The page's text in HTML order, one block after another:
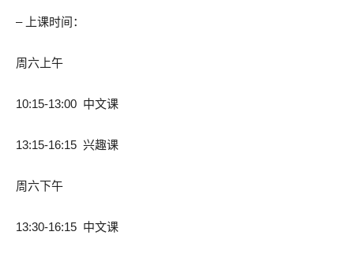
– 上课时间：
周六上午
10:15-13:00 中文课
13:15-16:15 兴趣课
周六下午
13:30-16:15 中文课